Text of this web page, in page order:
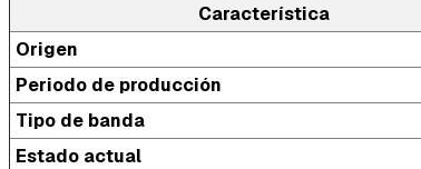
Característica
Origen
Periodo de producción
Tipo de banda
Estado actual